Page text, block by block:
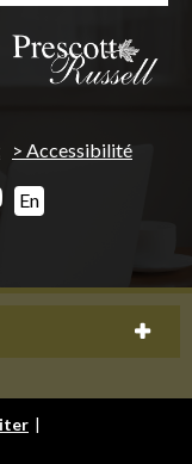
Accessibilité
En
|